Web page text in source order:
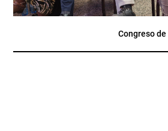
Congreso de